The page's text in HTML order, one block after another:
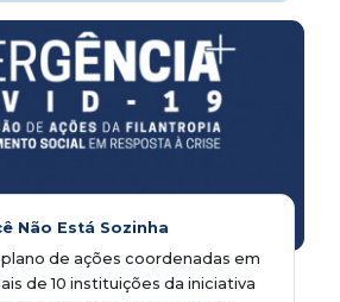
Não Está Sozinha
de ações coordenadas em
de 10 instituições da iniciativa